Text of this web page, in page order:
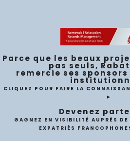
Parce que les beaux
pas seuls,
remercie ses
CLIQUEZ POUR FAIRE LA
►
Devenez
GAGNEZ EN VISIBILITÉ AUPRÈS
EXPATRIÉS